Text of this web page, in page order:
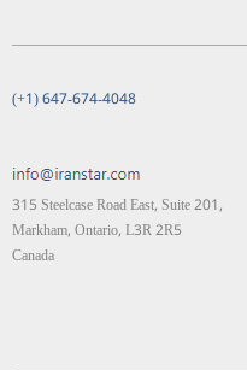
(+1) 647-674-4048
315 Steelcase Road East, Suite 201,
Markham, Ontario, L3R 2R5
Canada